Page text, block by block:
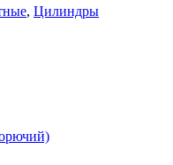
, Цилиндры